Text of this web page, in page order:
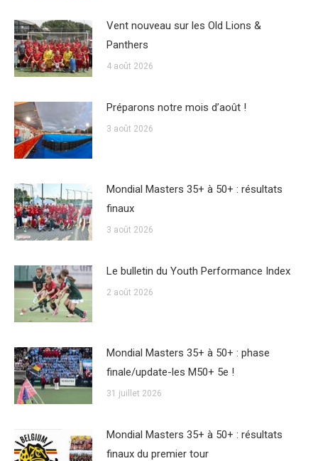
Vent nouveau sur les Old Lions &
Panthers
4 août 2026
Préparons notre mois d’août !
3 août 2026
Mondial Masters 35+ à 50+ : résultats
finaux
3 août 2026
Le bulletin du Youth Performance Index
2 août 2026
Mondial Masters 35+ à 50+ : phase
finale/update-les M50+ 5e !
31 juillet 2026
Mondial Masters 35+ à 50+ : résultats
finaux du premier tour